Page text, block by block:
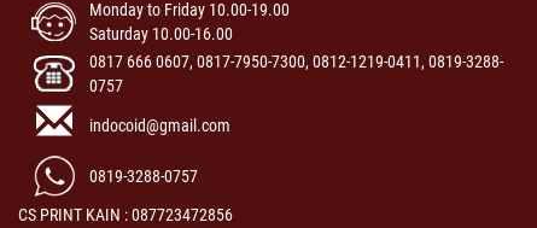
Monday to Friday 10.00-19.00
Saturday 10.00-16.00
0817 666 0607, 0817-7950-7300, 0812-1219-0411, 0819-3288-
0757
indocoid@gmail.com
0819-3288-0757
CS PRINT KAIN : 087723472856